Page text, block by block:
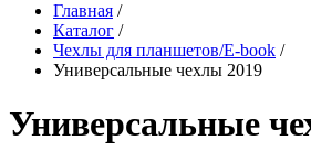
Главная /
Каталог /
Чехлы для планшетов/E-book /
Универсальные чехлы 2019
Универсальные